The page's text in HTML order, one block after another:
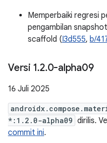
Memperbaiki regresi
pengambilan
scaffold (I3d555, b/
Versi 1.2.0-alpha09
16 Juli 2025
*:1.2.0-alpha09 dirilis.
commit ini.